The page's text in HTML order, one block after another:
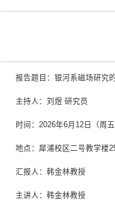
报告题目：银河系磁场研究
主持人：刘煜 研究员
时间：2026年6月12日（周
地点：犀浦校区二号教学楼
汇报人：韩金林教授
主讲人：韩金林教授